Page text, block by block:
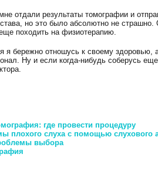
отдали результаты томографии и
но это было абсолютно не
походить на физиотерапию.
я бережно отношусь к своему
Ну и если когда-нибудь соберусь
где провести процедуру
плохого слуха с помощью слухового
выбора